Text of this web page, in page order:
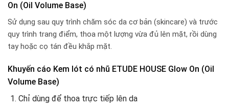
On (Oil Volume Base)
Sử dụng sau quy trình chăm sóc da cơ bản (skincare) và trước
quy trình trang điểm, thoa một lượng vừa đủ lên mặt, rồi dùng
tay hoặc cọ tán đều khắp mặt.
Khuyến cáo Kem lót có nhũ ETUDE HOUSE Glow On (Oil
Volume Base)
Chỉ dùng để thoa trực tiếp lên da